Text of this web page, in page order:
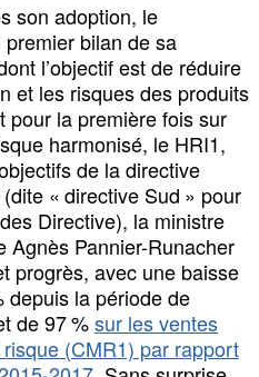
son adoption, le
bilan de sa
l’objectif est de réduire
et les risques des produits
pour la première fois sur
harmonisé, le HRI1,
de la directive
« directive Sud » pour
Directive), la ministre
Agnès Pannier-Runacher
progrès, avec une baisse
depuis la période de
de 97 %sur les ventes
(CMR1) par rapport